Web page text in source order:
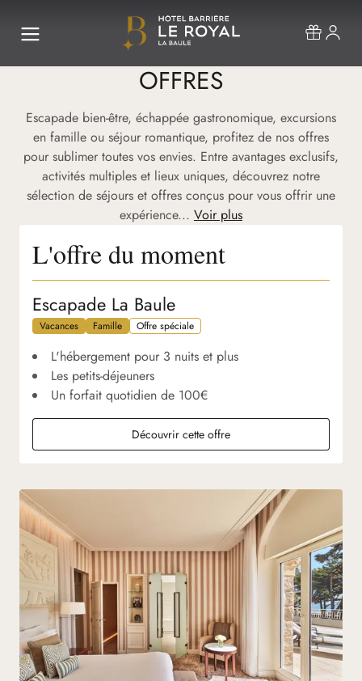
OFFRES
Escapade bien-être, échappée gastronomique, excursions
en famille ou séjour romantique, profitez de nos offres
pour sublimer toutes vos envies. Entre avantages exclusifs,
activités multiples et lieux uniques, découvrez notre
sélection de séjours et offres conçus pour vous offrir une
expérience... Voir plus
L'offre du moment
Escapade La Baule
Vacances Famille Offre spéciale
L'hébergement pour 3 nuits et plus
Les petits-déjeuners
Un forfait quotidien de 100€
Découvrir cette offre